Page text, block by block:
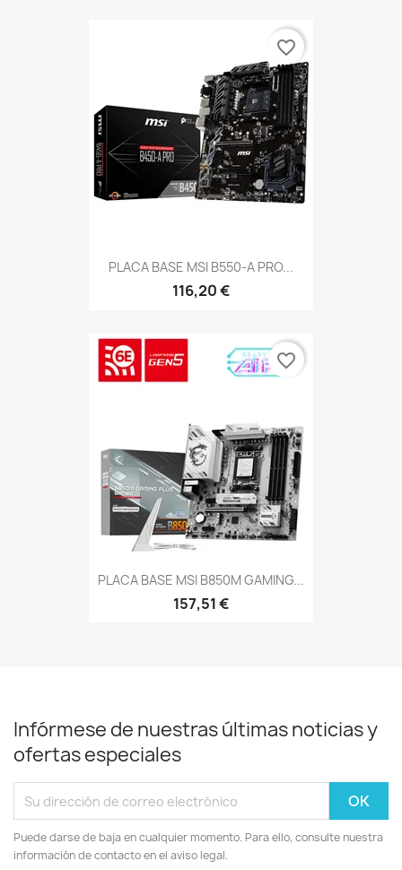
PLACA BASE MSI B550-A PRO...
116,20 €
favorite_border
PLACA BASE MSI B850M GAMING...
157,51 €
favorite_border
Infórmese de nuestras últimas noticias y
ofertas especiales
Puede darse de baja en cualquier momento. Para ello, consulte nuestra
información de contacto en el aviso legal.